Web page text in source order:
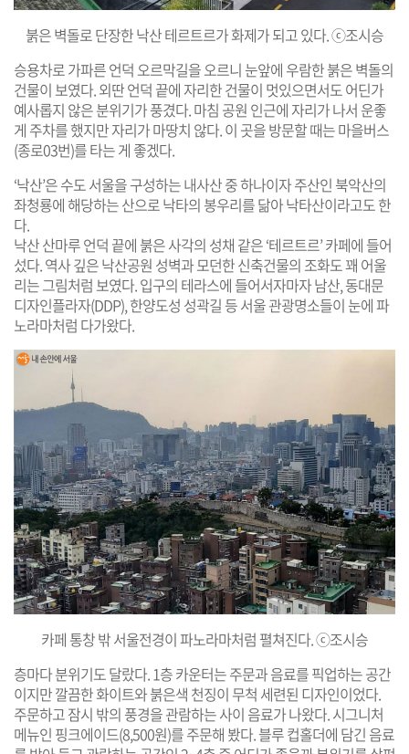
붉은 벽돌로 단장한 낙산 테르트르가 화제가 되고 있다. ⓒ조시승
승용차로 가파른 언덕 오르막길을 오르니 눈앞에 우람한 붉은 벽돌의
건물이 보였다. 외딴 언덕 끝에 자리한 건물이 멋있으면서도 어딘가
예사롭지 않은 분위기가 풍겼다. 마침 공원 인근에 자리가 나서 운좋
게 주차를 했지만 자리가 마땅치 않다. 이 곳을 방문할 때는 마을버스
(종로03번)를 타는 게 좋겠다.
‘낙산’은 수도 서울을 구성하는 내사산 중 하나이자 주산인 북악산의
좌청룡에 해당하는 산으로 낙타의 봉우리를 닮아 낙타산이라고도 한
다.
낙산 산마루 언덕 끝에 붉은 사각의 성채 같은 ‘테르트르’ 카페에 들어
섰다. 역사 깊은 낙산공원 성벽과 모던한 신축건물의 조화도 꽤 어울
리는 그림처럼 보였다. 입구의 테라스에 들어서자마자 남산, 동대문
디자인플라자(DDP), 한양도성 성곽길 등 서울 관광명소들이 눈에 파
노라마처럼 다가왔다.
카페 통창 밖 서울전경이 파노라마처럼 펼쳐진다. ⓒ조시승
층마다 분위기도 달랐다. 1층 카운터는 주문과 음료를 픽업하는 공간
이지만 깔끔한 화이트와 붉은색 천징이 무척 세련된 디자인이었다.
주문하고 잠시 밖의 풍경을 관람하는 사이 음료가 나왔다. 시그니처
메뉴인 핑크에이드(8,500원)를 주문해 봤다. 블루 컵홀더에 담긴 음료